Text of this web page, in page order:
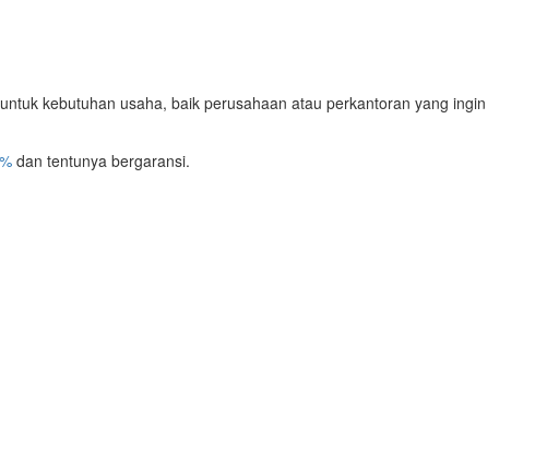
untuk kebutuhan usaha, baik perusahaan atau perkantoran yang ingin
dan tentunya bergaransi.